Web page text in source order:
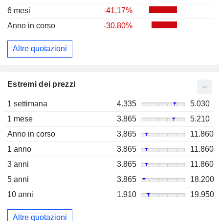
6 mesi
-41,17%
Anno in corso
-30,80%
Altre quotazioni
Estremi dei prezzi
1 settimana 4.335
5.030
1 mese
3.865
5.210
Anno in corso
3.865
11.860
1 anno
3.865
11.860
3 anni
3.865
11.860
5 anni
3.865
18.200
10 anni
1.910 19.950
Altre quotazioni